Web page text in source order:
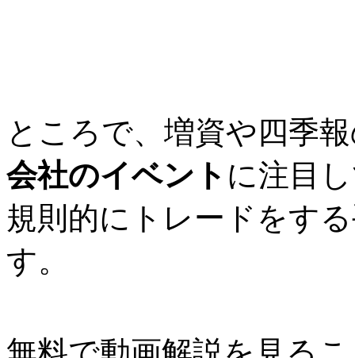
ところで、増資や四季
会社のイベント に注目
規則的にトレードをす
す。